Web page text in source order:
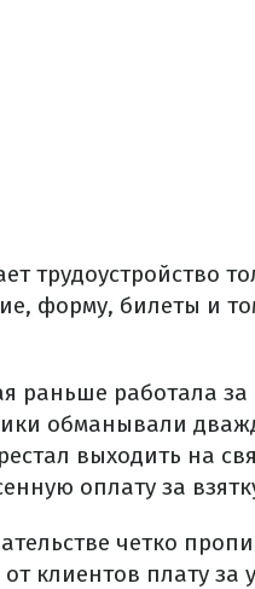
трудоустройство
форму, билеты и
раньше работала
обманывали
выходить на
оплату за
четко
клиентов плату за